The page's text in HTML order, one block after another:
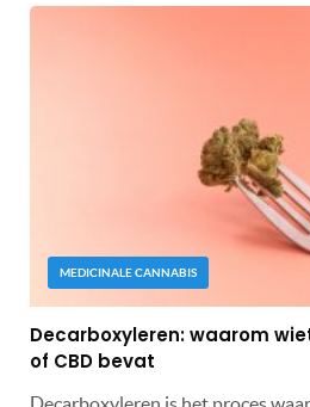
MEDICINALE CANNABIS
Decarboxyleren: waarom
of CBD bevat